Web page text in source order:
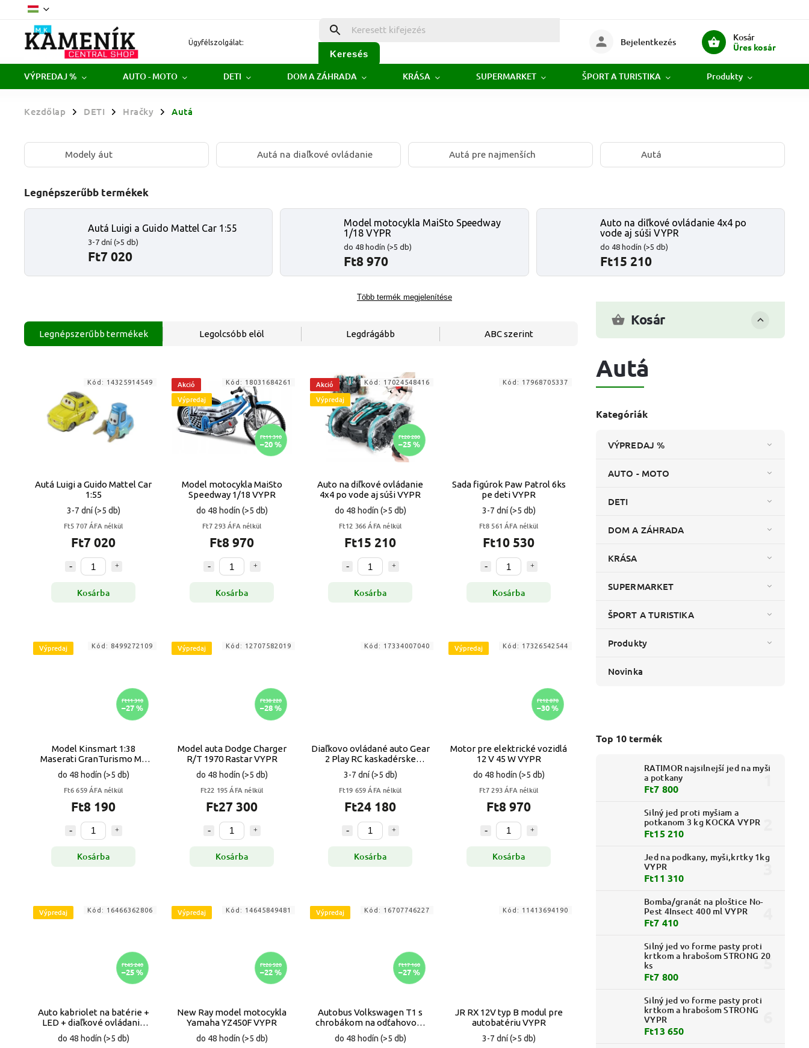
Ügyfélszolgálat:
Keresés
Kosár
Üres kosár
Bejelentkezés
VÝPREDAJ % AUTO - MOTO DETI DOM A ZÁHRADA KRÁSA SUPERMARKET ŠPORT A TURISTIKA Produkty
Kezdőlap / DETI / Hračky / Autá
Modely áut Autá na diaľkové ovládanie Autá pre najmenších Autá
Legnépszerűbb termékek
Autá Luigi a Guido Mattel Car 1:55
3-7 dní (>5 db)
Ft7 020
Model motocykla MaiSto Speedway
1/18 VYPR
do 48 hodín(>5 db)
Ft8 970
Auto na diľkové ovládanie 4x4 po
vode aj súši VYPR
do 48 hodín (>5 db)
Ft15 210
Több termék megjelenítése
Kosár
Autá
Kategóriák
VÝPREDAJ %
AUTO - MOTO
DETI
DOM A ZÁHRADA
KRÁSA
SUPERMARKET
ŠPORT A TURISTIKA
Produkty
Novinka
Top 10 termék
RATIMOR najsilnejší jed na myši
a potkany
Ft7 800
Silný jed proti myšiam a
potkanom 3 kg KOCKA VYPR
Ft15 210
Jed na podkany, myši,krtky 1kg
VYPR
Ft11 310
Bomba/granát na ploštice No-
Pest 4Insect 400 ml VYPR
Ft7 410
Silný jed vo forme pasty proti
krtkom a hrabošom STRONG 20
ks
Ft7 800
Silný jed vo forme pasty proti
krtkom a hrabošom STRONG
VYPR
Ft13 650
Legnépszerűbb termékek Legolcsóbb elöl Legdrágább ABC szerint
Autá Luigi a Guido Mattel Car
1:55
3-7 dní(>5 db)
Ft5 707 ÁFA nélkül
Ft7 020
Kosárba
Kód: 14325914549
Akció
Výpredaj
Ft11 310
–20 %
Model motocykla MaiSto
Speedway 1/18 VYPR
do 48 hodín (>5 db)
Ft7 293 ÁFA nélkül
Ft8 970
Kosárba
Kód: 18031684261
Akció
Výpredaj
Ft20 280
–25 %
Auto na diľkové ovládanie
4x4 po vode aj súši VYPR
do 48 hodín (>5 db)
Ft12 366 ÁFA nélkül
Ft15 210
Kosárba
Kód: 17024548416
Sada figúrok Paw Patrol 6ks
pe deti VYPR
3-7 dní(>5 db)
Ft8 561 ÁFA nélkül
Ft10 530
Kosárba
Kód: 17968705337
Výpredaj
Ft11 310
–27 %
Model Kinsmart 1:38
Maserati GranTurismo MC
Stradale VYPR
do 48 hodín (>5 db)
Ft6 659 ÁFA nélkül
Ft8 190
Kosárba
Kód: 8499272109 Výpredaj
Ft38 220
–28 %
Model auta Dodge Charger
R/T 1970 Rastar VYPR
do 48 hodín (>5 db)
Ft22 195 ÁFA nélkül
Ft27 300
Kosárba
Kód: 12707582019
Diaľkovo ovládané auto Gear
2 Play RC kaskadérske
pretekárske auto
3-7 dní(>5 db)
Ft19 659 ÁFA nélkül
Ft24 180
Kosárba
Kód: 17334007040 Výpredaj
Ft12 870
–30 %
Motor pre elektrické vozidlá
12 V 45 W VYPR
do 48 hodín (>5 db)
Ft7 293 ÁFA nélkül
Ft8 970
Kosárba
Kód: 17326542544
Výpredaj
Ft45 240
–25 %
Auto kabriolet na batérie +
LED + diaľkové ovládanie
VYPR
do 48 hodín (>5 db)
Kód: 16466362806 Výpredaj
Ft26 520
–22 %
New Ray model motocykla
Yamaha YZ450F VYPR
do 48 hodín (>5 db)
Kód: 14645849481 Výpredaj
Ft17 160
–27 %
Autobus Volkswagen T1 s
chrobákom na odťahovom
vozidle VYPR
do 48 hodín (>5 db)
Kód: 16707746227
JR RX 12V typ B modul pre
autobatériu VYPR
3-7 dní(>5 db)
Kód: 11413694190